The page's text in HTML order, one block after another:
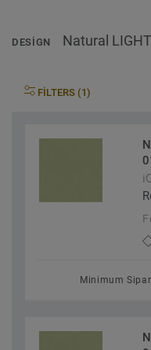
DESIGN Natural
FILTERS (1)
Minimum